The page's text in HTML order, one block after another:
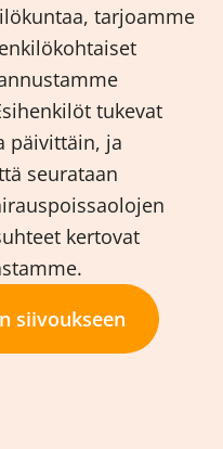
tarjoamme
tukevat
päivittäin, ja
seurataan
kertovat
siivoukseen